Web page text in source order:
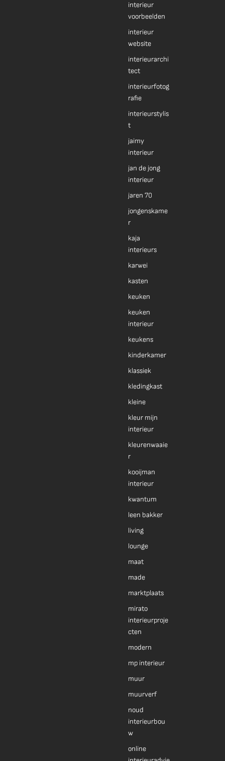
interieur
voorbeelden
interieur
website
interieurarchi
tect
interieurfotog
rafie
interieurstylis
t
jaimy
interieur
jan de jong
interieur
jaren 70
jongenskame
r
kaja
interieurs
karwei
kasten
keuken
keuken
interieur
keukens
kinderkamer
klassiek
kledingkast
kleine
kleur mijn
interieur
kleurenwaaie
r
kooijman
interieur
kwantum
leen bakker
living
lounge
maat
made
marktplaats
mirato
interieurproje
cten
modern
mp interieur
muur
muurverf
noud
interieurbou
w
online